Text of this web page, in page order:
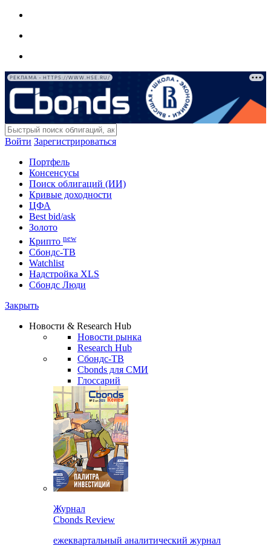
РЕКЛАМА • HTTPS://WWW.HSE.RU/
Войти Зарегистрироваться
Портфель
Консенсусы
Поиск облигаций (ИИ)
Кривые доходности
ЦФА
Best bid/ask
Золото
Крипто new
Сбондс-ТВ
Watchlist
Надстройка XLS
Сбондс Люди
Закрыть
Новости & Research Hub
Новости рынка
Research Hub
Сбондс-ТВ
Cbonds для СМИ
Глоссарий
Журнал
Cbonds Review
ежеквартальный аналитический журнал